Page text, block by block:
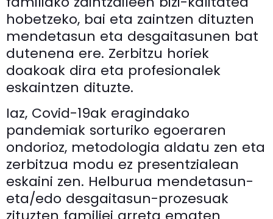
hobetzeko, bai eta zaintzen dituzten
mendetasun eta desgaitasunen bat
dutenena ere. Zerbitzu horiek
doakoak dira eta profesionalek
eskaintzen dituzte.
Iaz, Covid-19ak eragindako
pandemiak sorturiko egoeraren
ondorioz, metodologia aldatu zen eta
zerbitzua modu ez presentzialean
eskaini zen. Helburua mendetasun-
eta/edo desgaitasun-prozesuak